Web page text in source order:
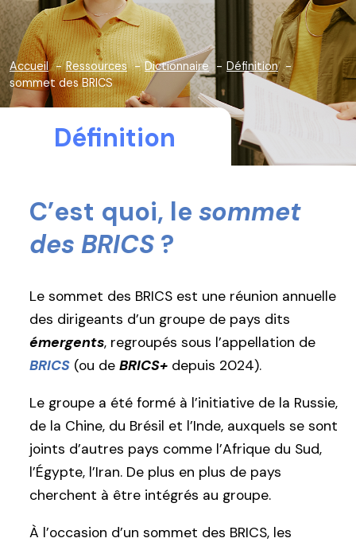
Accueil Ressources Dictionnaire
Définition
sommet des BRICS
Définition
C’est quoi, le sommet
des BRICS ?
Le sommet des BRICS est une réunion annuelle
des dirigeants d’un groupe de pays dits
émergents, regroupés sous l’appellation de
BRICS (ou de BRICS+ depuis 2024).
Le groupe a été formé à l’initiative de la Russie,
de la Chine, du Brésil et l’Inde, auxquels se sont
joints d’autres pays comme l’Afrique du Sud,
l’Égypte, l’Iran. De plus en plus de pays
cherchent à être intégrés au groupe.
À l’occasion d’un sommet des BRICS, les